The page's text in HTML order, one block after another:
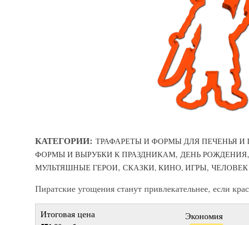
КАТЕГОРИИ: ТРАФАРЕТЫ И ФОРМЫ ДЛЯ ПЕЧЕНЬЯ И
ФОРМЫ И ВЫРУБКИ К ПРАЗДНИКАМ, ДЕНЬ РОЖДЕНИЯ,
МУЛЬТЯШНЫЕ ГЕРОИ, СКАЗКИ, КИНО, ИГРЫ,
Пиратские угощения станут привлекательнее, если
Итоговая цена Экономия